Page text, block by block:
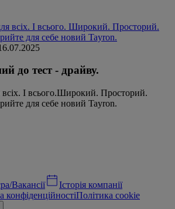
до тест - драйву.
всіх. І всього.Широкий. Просторий.
для себе новий Tayron.
Вакансії
Історія компанії
конфіденційностіПолітика cookie